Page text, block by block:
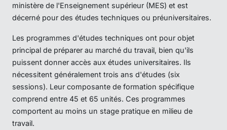
ministère de l'Enseignement supérieur (MES) et est
décerné pour des études techniques ou préuniversitaires.
Les programmes d'études techniques ont pour objet
principal de préparer au marché du travail, bien qu'ils
puissent donner accès aux études universitaires. Ils
nécessitent généralement trois ans d'études (six
sessions). Leur composante de formation spécifique
comprend entre 45 et 65 unités. Ces programmes
comportent au moins un stage pratique en milieu de
travail.